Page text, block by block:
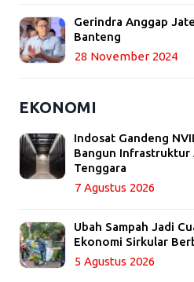
Gerindra Anggap
Banteng
28 November 2024
EKONOMI
Indosat Gandeng
Bangun Infrastruktur
Tenggara
7 Agustus 2026
Ubah Sampah Jadi
Ekonomi Sirkular
5 Agustus 2026